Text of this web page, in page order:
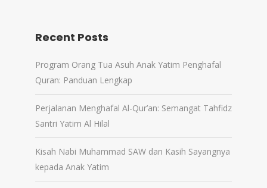
Recent Posts
Program Orang Tua Asuh Anak Yatim Penghafal
Quran: Panduan Lengkap
Perjalanan Menghafal Al-Qur’an: Semangat Tahfidz
Santri Yatim Al Hilal
Kisah Nabi Muhammad SAW dan Kasih Sayangnya
kepada Anak Yatim